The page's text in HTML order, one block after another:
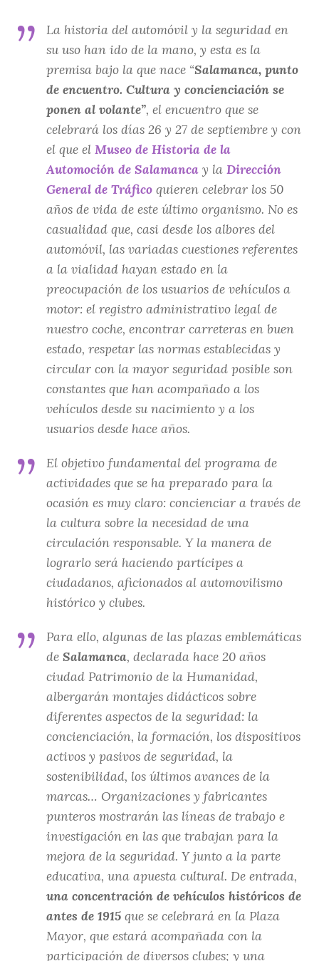
La historia del automóvil y la seguridad en
su uso han ido de la mano, y esta es la
premisa bajo la que nace “Salamanca, punto
de encuentro. Cultura y concienciación se
ponen al volante”, el encuentro que se
celebrará los días 26 y 27 de septiembre y con
el que el Museo de Historia de la
Automoción de Salamanca y la Dirección
General de Tráfico quieren celebrar los 50
años de vida de este último organismo. No es
casualidad que, casi desde los albores del
automóvil, las variadas cuestiones referentes
a la vialidad hayan estado en la
preocupación de los usuarios de vehículos a
motor: el registro administrativo legal de
nuestro coche, encontrar carreteras en buen
estado, respetar las normas establecidas y
circular con la mayor seguridad posible son
constantes que han acompañado a los
vehículos desde su nacimiento y a los
usuarios desde hace años.
El objetivo fundamental del programa de
actividades que se ha preparado para la
ocasión es muy claro: concienciar a través de
la cultura sobre la necesidad de una
circulación responsable. Y la manera de
lograrlo será haciendo partícipes a
ciudadanos, aficionados al automovilismo
histórico y clubes.
Para ello, algunas de las plazas emblemáticas
de Salamanca, declarada hace 20 años
ciudad Patrimonio de la Humanidad,
albergarán montajes didácticos sobre
diferentes aspectos de la seguridad: la
concienciación, la formación, los dispositivos
activos y pasivos de seguridad, la
sostenibilidad, los últimos avances de la
marcas… Organizaciones y fabricantes
punteros mostrarán las líneas de trabajo e
investigación en las que trabajan para la
mejora de la seguridad. Y junto a la parte
educativa, una apuesta cultural. De entrada,
una concentración de vehículos históricos de
antes de 1915 que se celebrará en la Plaza
Mayor, que estará acompañada con la
participación de diversos clubes; y una